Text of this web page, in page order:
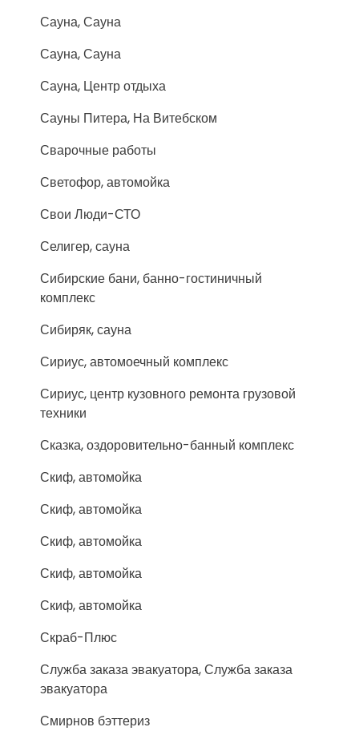
Сауна, Сауна
Сауна, Сауна
Сауна, Центр отдыха
Сауны Питера, На Витебском
Сварочные работы
Светофор, автомойка
Свои Люди-СТО
Селигер, сауна
Сибирские бани, банно-гостиничный
комплекс
Сибиряк, сауна
Сириус, автомоечный комплекс
Сириус, центр кузовного ремонта грузовой
техники
Сказка, оздоровительно-банный комплекс
Скиф, автомойка
Скиф, автомойка
Скиф, автомойка
Скиф, автомойка
Скиф, автомойка
Скраб-Плюс
Служба заказа эвакуатора, Служба заказа
эвакуатора
Смирнов бэттериз